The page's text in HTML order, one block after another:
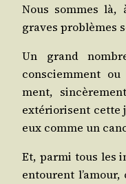
Nous sommes
graves pro­blèmes
Un grand
consciem­ment
ment,
exté­rio­risent cette
eux comme un
Et, par­mi tous les
entourent